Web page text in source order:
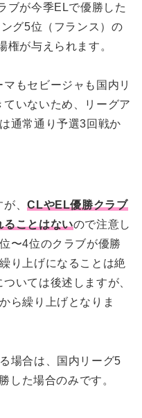
ブが今季ELで優勝した
グ5位（フランス）の
権が与えられます。
もセビージャも国内リ
いないため、リーグア
通常通り予選3回戦か
が、CLやEL優勝クラブ
ることはないので注意し
〜4位のクラブが優勝
り上げになることは絶
いては後述しますが、
ら繰り上げとなりま
場合は、国内リーグ5
した場合のみです。